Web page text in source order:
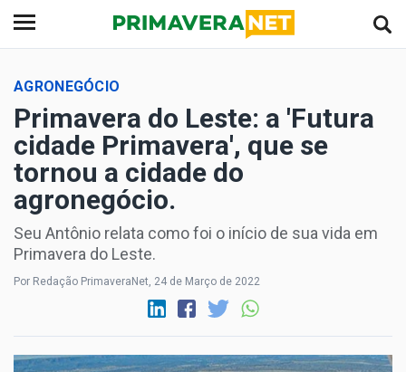
AGRONEGÓCIO
Primavera do Leste: a 'Futura
cidade Primavera', que se
tornou a cidade do
agronegócio.
Seu Antônio relata como foi o início de sua vida em
Primavera do Leste.
Por Redação PrimaveraNet, 24 de Março de 2022